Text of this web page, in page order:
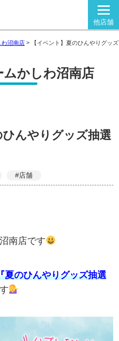
他店舗
わ沼南店 >
【イベント】夏のひんやりグッズ
ムかしわ沼南店
ひんやりグッズ抽選
#店舗
南店です
夏のひんやりグッズ抽選